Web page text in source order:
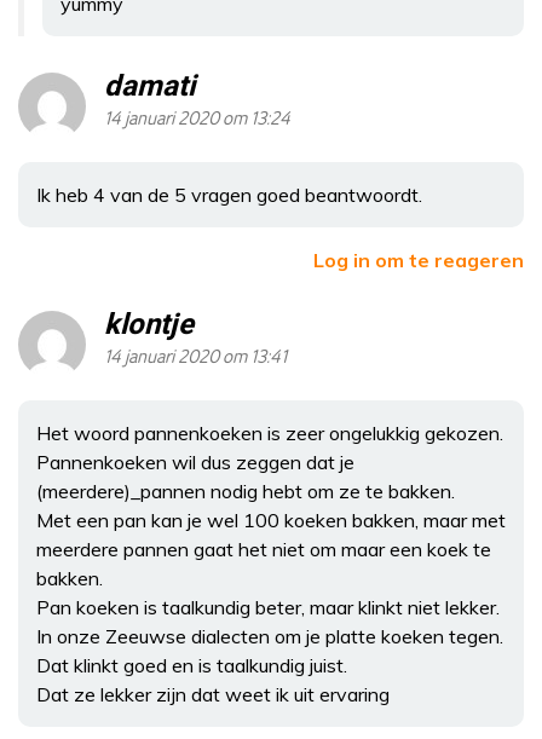
damati
14 januari 2020 om 13:24
Ik heb 4 van de 5 vragen goed beantwoordt.
Log in om te reageren
klontje
14 januari 2020 om 13:41
Het woord pannenkoeken is zeer ongelukkig gekozen.
Pannenkoeken wil dus zeggen dat je
(meerdere)_pannen nodig hebt om ze te bakken.
Met een pan kan je wel 100 koeken bakken, maar met
meerdere pannen gaat het niet om maar een koek te
bakken.
Pan koeken is taalkundig beter, maar klinkt niet lekker.
In onze Zeeuwse dialecten om je platte koeken tegen.
Dat klinkt goed en is taalkundig juist.
Dat ze lekker zijn dat weet ik uit ervaring